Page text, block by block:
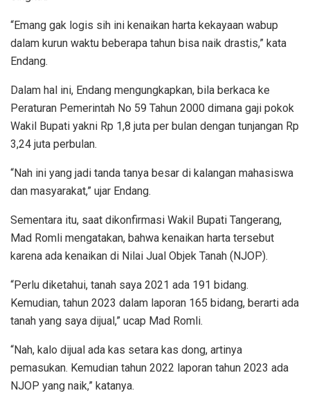
“Emang gak logis sih ini kenaikan harta kekayaan wabup
dalam kurun waktu beberapa tahun bisa naik drastis,” kata
Endang.
Dalam hal ini, Endang mengungkapkan, bila berkaca ke
Peraturan Pemerintah No 59 Tahun 2000 dimana gaji pokok
Wakil Bupati yakni Rp 1,8 juta per bulan dengan tunjangan Rp
3,24 juta perbulan.
“Nah ini yang jadi tanda tanya besar di kalangan mahasiswa
dan masyarakat,” ujar Endang.
Sementara itu, saat dikonfirmasi Wakil Bupati Tangerang,
Mad Romli mengatakan, bahwa kenaikan harta tersebut
karena ada kenaikan di Nilai Jual Objek Tanah (NJOP).
“Perlu diketahui, tanah saya 2021 ada 191 bidang.
Kemudian, tahun 2023 dalam laporan 165 bidang, berarti ada
tanah yang saya dijual,” ucap Mad Romli.
“Nah, kalo dijual ada kas setara kas dong, artinya
pemasukan. Kemudian tahun 2022 laporan tahun 2023 ada
NJOP yang naik,” katanya.